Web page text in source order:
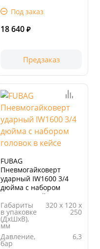
Длина
мм
Под заказ
18 640 ₽
Предзаказ
FUBAG
Пневмогайковерт
ударный IW1600 3/4
дюйма с набором
головок в кейсе
Габариты
в упаковке
(ДхШхВ),
мм
320 х 120 х
250
Давление,
бар
6,3